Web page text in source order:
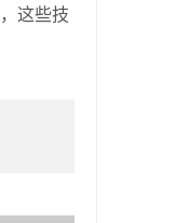
这些技